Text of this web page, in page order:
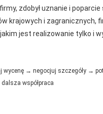
zdobył uznanie i
krajowych i zagranicznych,
jest realizowanie tylko i
→ negocjuj szczegóły →
współpraca